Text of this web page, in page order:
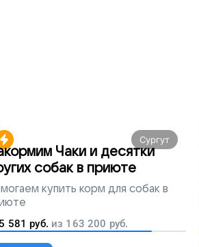
Сургут
Чаки и десятки
собак в приюте
купить корм для собак в
581 руб. из 163 200 руб.